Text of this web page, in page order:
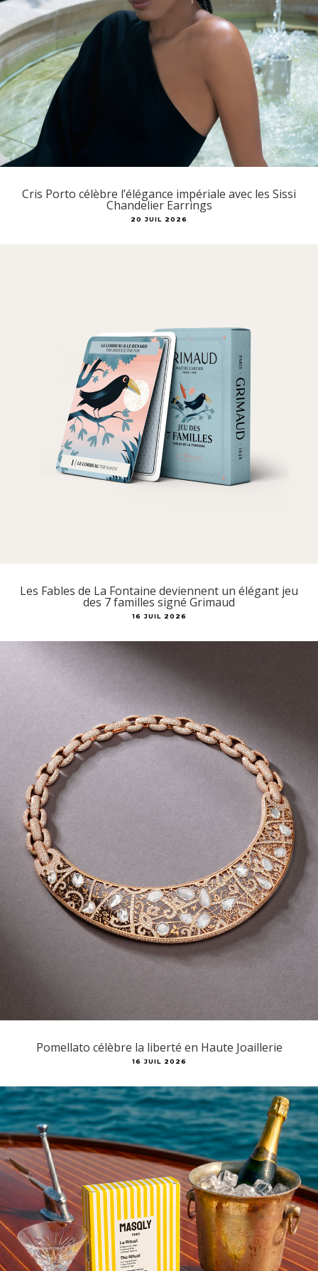
Cris Porto célèbre l’élégance impériale avec les Sissi
Chandelier Earrings
20 JUIL 2026
Les Fables de La Fontaine deviennent un élégant jeu
des 7 familles signé Grimaud
16 JUIL 2026
Pomellato célèbre la liberté en Haute Joaillerie
16 JUIL 2026